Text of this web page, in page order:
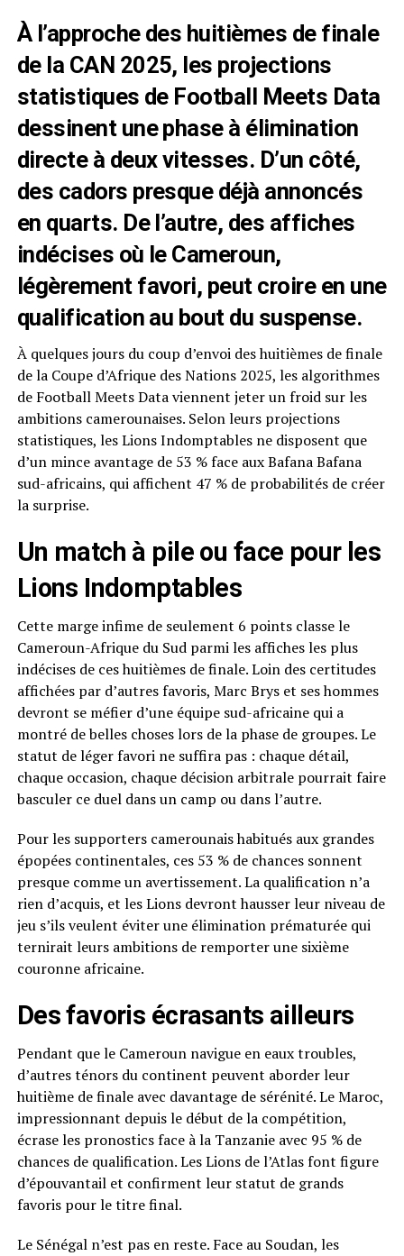
À l’approche des huitièmes de finale
de la CAN 2025, les projections
statistiques de Football Meets Data
dessinent une phase à élimination
directe à deux vitesses. D’un côté,
des cadors presque déjà annoncés
en quarts. De l’autre, des affiches
indécises où le Cameroun,
légèrement favori, peut croire en une
qualification au bout du suspense.
À quelques jours du coup d’envoi des huitièmes de finale
de la Coupe d’Afrique des Nations 2025, les algorithmes
de Football Meets Data viennent jeter un froid sur les
ambitions camerounaises. Selon leurs projections
statistiques, les Lions Indomptables ne disposent que
d’un mince avantage de 53 % face aux Bafana Bafana
sud-africains, qui affichent 47 % de probabilités de créer
la surprise.
Un match à pile ou face pour les
Lions Indomptables
Cette marge infime de seulement 6 points classe le
Cameroun-Afrique du Sud parmi les affiches les plus
indécises de ces huitièmes de finale. Loin des certitudes
affichées par d’autres favoris, Marc Brys et ses hommes
devront se méfier d’une équipe sud-africaine qui a
montré de belles choses lors de la phase de groupes. Le
statut de léger favori ne suffira pas : chaque détail,
chaque occasion, chaque décision arbitrale pourrait faire
basculer ce duel dans un camp ou dans l’autre.
Pour les supporters camerounais habitués aux grandes
épopées continentales, ces 53 % de chances sonnent
presque comme un avertissement. La qualification n’a
rien d’acquis, et les Lions devront hausser leur niveau de
jeu s’ils veulent éviter une élimination prématurée qui
ternirait leurs ambitions de remporter une sixième
couronne africaine.
Des favoris écrasants ailleurs
Pendant que le Cameroun navigue en eaux troubles,
d’autres ténors du continent peuvent aborder leur
huitième de finale avec davantage de sérénité. Le Maroc,
impressionnant depuis le début de la compétition,
écrase les pronostics face à la Tanzanie avec 95 % de
chances de qualification. Les Lions de l’Atlas font figure
d’épouvantail et confirment leur statut de grands
favoris pour le titre final.
Le Sénégal n’est pas en reste. Face au Soudan, les